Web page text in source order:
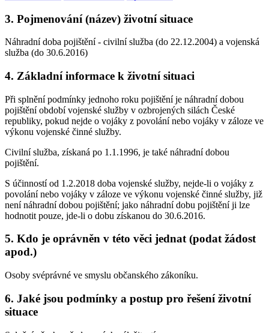
3. Pojmenování (název) životní situace
Náhradní doba pojištění - civilní služba (do 22.12.2004) a vojenská
služba (do 30.6.2016)
4. Základní informace k životní situaci
Při splnění podmínky jednoho roku pojištění je náhradní dobou
pojištění období vojenské služby v ozbrojených silách České
republiky, pokud nejde o vojáky z povolání nebo vojáky v záloze ve
výkonu vojenské činné služby.
Civilní služba, získaná po 1.1.1996, je také náhradní dobou
pojištění.
S účinností od 1.2.2018 doba vojenské služby, nejde-li o vojáky z
povolání nebo vojáky v záloze ve výkonu vojenské činné služby, již
není náhradní dobou pojištění; jako náhradní dobu pojištění ji lze
hodnotit pouze, jde-li o dobu získanou do 30.6.2016.
5. Kdo je oprávněn v této věci jednat (podat žádost
apod.)
Osoby svéprávné ve smyslu občanského zákoníku.
6. Jaké jsou podmínky a postup pro řešení životní
situace